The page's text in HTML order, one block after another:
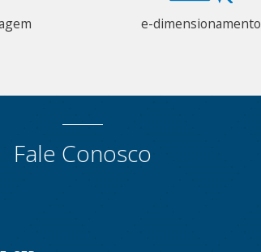
e-dimensionamento
Fale Conosco